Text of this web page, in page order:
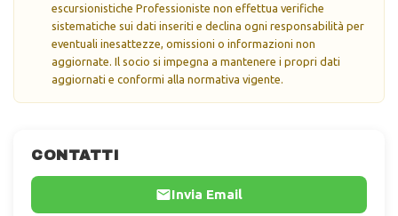
CONTATTI
Invia Email
escursionistiche Professioniste non effettua verifiche
sistematiche sui dati inseriti e declina ogni responsabilità per
eventuali inesattezze, omissioni o informazioni non
aggiornate. Il socio si impegna a mantenere i propri dati
aggiornati e conformi alla normativa vigente.